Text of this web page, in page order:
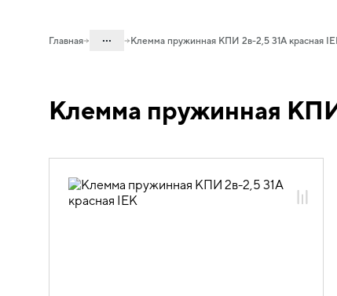
Главная ...
04.10 Принадлежности для
04.10.04.02 Клеммы пружинные
Клемма пружинная КПИ 2в-2,5 31А красная
Клемма пружинная